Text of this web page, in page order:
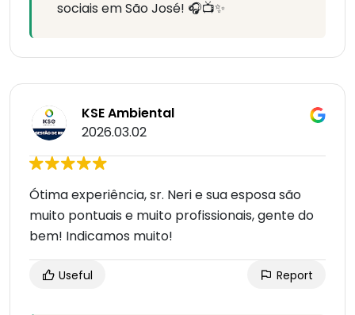
sociais em São José! 🎧📺✨
KSE Ambiental
2026.03.02
Ótima experiência, sr. Neri e sua esposa são
muito pontuais e muito profissionais, gente do
bem! Indicamos muito!
Useful Report